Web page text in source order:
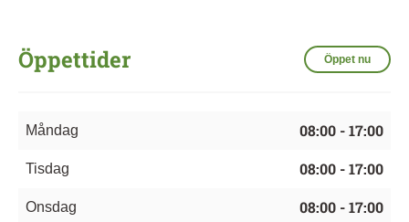
Öppettider Öppet nu
Måndag 08:00 - 17:00
Tisdag 08:00 - 17:00
Onsdag 08:00 - 17:00